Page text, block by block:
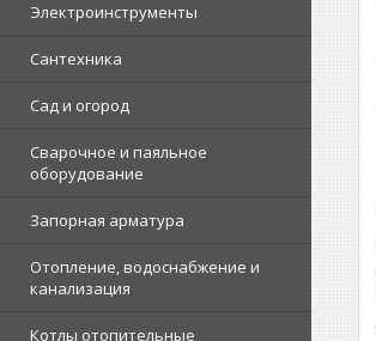
Электроинструменты
Сантехника
Сад и огород
Сварочное и паяльное
оборудование
Запорная арматура
Отопление, водоснабжение и
канализация
Котлы отопительные